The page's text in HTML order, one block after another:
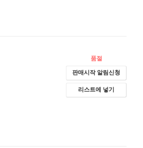
품절
판매시작 알림신청
리스트에 넣기